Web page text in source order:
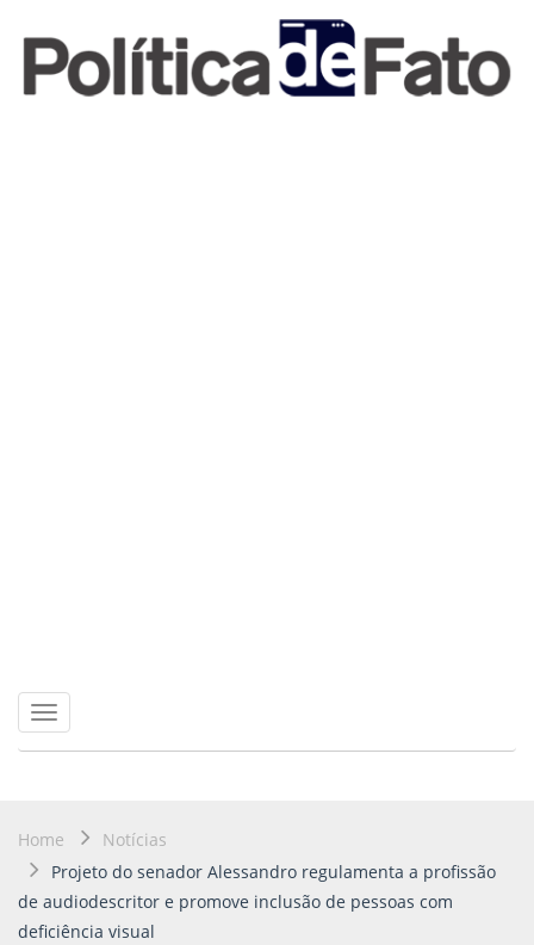
Toggle
navigation
Home
Notícias
Projeto do senador Alessandro regulamenta a profissão
de audiodescritor e promove inclusão de pessoas com
deficiência visual